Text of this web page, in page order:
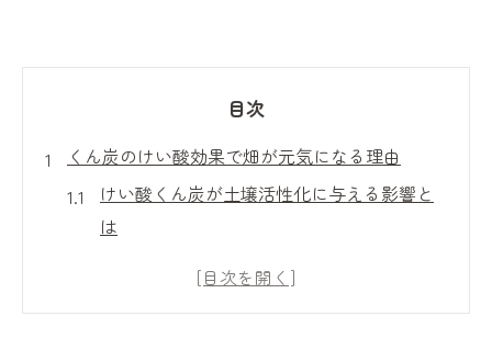
目次
くん炭のけい酸効果で畑が元気になる理由
けい酸くん炭が土壌活性化に与える影響と
は
くん炭のけい酸が保水性や通気性を高める